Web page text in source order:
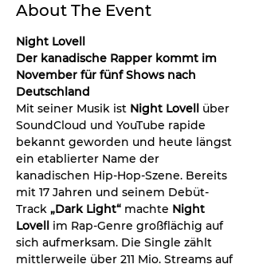
About The Event
Night Lovell
Der kanadische Rapper kommt im
November für fünf Shows nach
Deutschland
Mit seiner Musik ist Night Lovell über
SoundCloud und YouTube rapide
bekannt geworden und heute längst
ein etablierter Name der
kanadischen Hip-Hop-Szene. Bereits
mit 17 Jahren und seinem Debüt-
Track „Dark Light“ machte Night
Lovell im Rap-Genre großflächig auf
sich aufmerksam. Die Single zählt
mittlerweile über 211 Mio. Streams auf